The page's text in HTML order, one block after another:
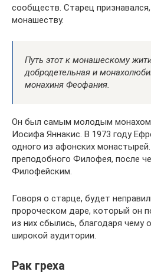
сообществ. Старец
монашеству.
Путь этот к монашескому
добродетельная и
монахиня Феофания.
Он был самым молодым
Иосифа Яннакис. В 1973 году
одного из афонских
преподобного Филофея, после
Филофейским.
Говоря о старце, будет
пророческом даре, который он
из них сбылись, благодаря чему
широкой аудитории.
Рак греха